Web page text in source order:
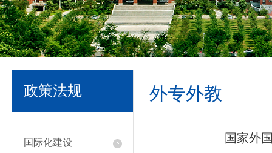
政策法规
国际化建设
外专外教
国家外